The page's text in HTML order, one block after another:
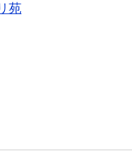
苑